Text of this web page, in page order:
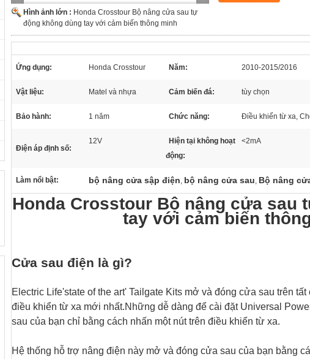
Hình ảnh lớn : Honda Crosstour Bộ nâng cửa sau tự
động không dùng tay với cảm biến thông minh
Ứng dụng: Honda Crosstour Năm: 2010-2015/2016
Vật liệu: Matel và nhựa Cảm biến đá: tùy chọn
Bảo hành: 1 năm Chức năng: Điều khiển từ xa,
Điện áp định số:
12V
Hiện tại không hoạt
động:
<2mA
Làm nổi bật: bộ nâng cửa sập điện, bộ nâng cửa sau, Bộ nâng
Honda Crosstour Bộ nâng cửa sau
tay với cảm biến
Cửa sau điện là gì?
Electric Life'state of the art' Tailgate Kits mở và đóng cửa sau trên
điều khiển từ xa mới nhất.Những dễ dàng để cài đặt Universal
sau của bạn chỉ bằng cách nhấn một nút trên điều khiển từ xa.
Hệ thống hỗ trợ nâng điện này mở và đóng cửa sau của bạn bằng